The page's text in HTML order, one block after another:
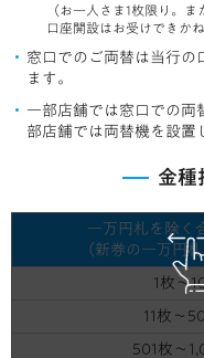
（お一人さま1枚限り。
口座開設はお受けできか
窓口でのご両替は当行の
ます。
一部店舗では窓口での両
部店舗では両替機を設置
金種
一万円札を除く
（新券の一万円
1枚～
11枚～
501枚～